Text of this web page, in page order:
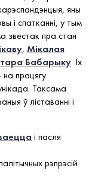
яны
і спатканні, у тым
звестак пра стан
, Мікалая
Бабарыку. Іх
на працягу
Таксама
ў ліставанні і
і пасля
рэпрэсій